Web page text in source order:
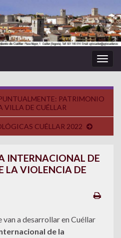
la
PATRIMONIO
VILLA DE CUÉLLAR
CUÉLLAR 2022
INTERNACIONAL DE
LA VIOLENCIA DE
a desarrollar en Cuéllar
de la